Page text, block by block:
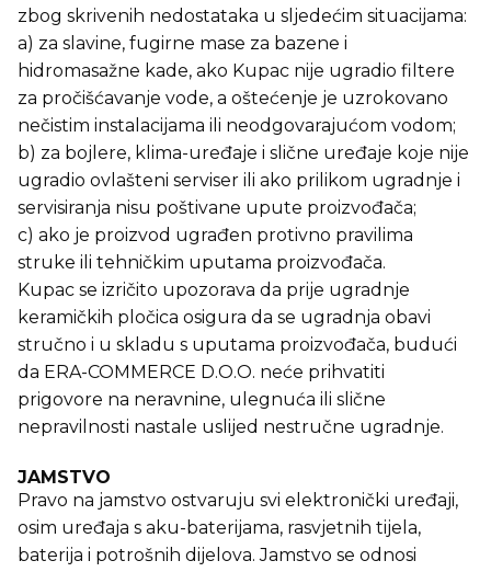
zbog skrivenih nedostataka u sljedećim situacijama:
a) za slavine, fugirne mase za bazene i
hidromasažne kade, ako Kupac nije ugradio filtere
za pročišćavanje vode, a oštećenje je uzrokovano
nečistim instalacijama ili neodgovarajućom vodom;
b) za bojlere, klima-uređaje i slične uređaje koje nije
ugradio ovlašteni serviser ili ako prilikom ugradnje i
servisiranja nisu poštivane upute proizvođača;
c) ako je proizvod ugrađen protivno pravilima
struke ili tehničkim uputama proizvođača.
Kupac se izričito upozorava da prije ugradnje
keramičkih pločica osigura da se ugradnja obavi
stručno i u skladu s uputama proizvođača, budući
da ERA-COMMERCE D.O.O. neće prihvatiti
prigovore na neravnine, ulegnuća ili slične
nepravilnosti nastale uslijed nestručne ugradnje.
JAMSTVO
Pravo na jamstvo ostvaruju svi elektronički uređaji,
osim uređaja s aku-baterijama, rasvjetnih tijela,
baterija i potrošnih dijelova. Jamstvo se odnosi